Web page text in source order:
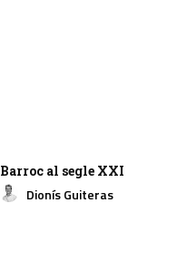
Barroc al segle XXI
Dionís Guiteras